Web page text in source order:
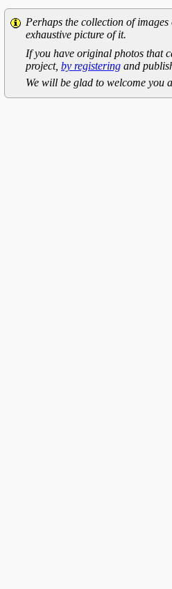
Perhaps the collection of
exhaustive picture of it.
If you have original photos that
project, by registering and
We will be glad to welcome